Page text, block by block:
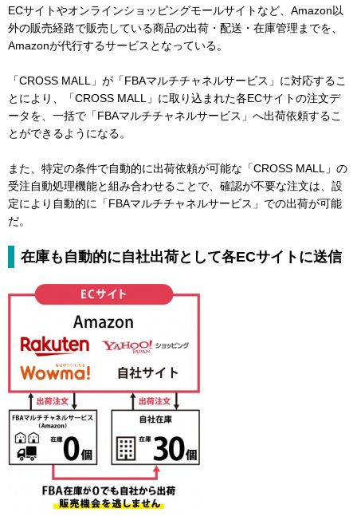
ECサイトやオンラインショッピングモールサイトなど、Amazon以
外の販売経路で販売している商品の出荷・配送・在庫管理までを、
Amazonが代行するサービスとなっている。
「CROSS MALL」が「FBAマルチチャネルサービス」に対応するこ
とにより、「CROSS MALL」に取り込まれた各ECサイトの注文デ
ータを、一括で「FBAマルチチャネルサービス」へ出荷依頼するこ
とができるようになる。
また、特定の条件で自動的に出荷依頼が可能な「CROSS MALL」の
受注自動処理機能と組み合わせることで、確認が不要な注文は、設
定により自動的に「FBAマルチチャネルサービス」での出荷が可能
だ。
在庫も自動的に自社出荷として各ECサイトに送信